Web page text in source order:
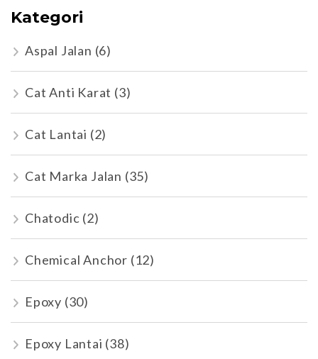
Kategori
Aspal Jalan (6)
Cat Anti Karat (3)
Cat Lantai (2)
Cat Marka Jalan (35)
Chatodic (2)
Chemical Anchor (12)
Epoxy (30)
Epoxy Lantai (38)